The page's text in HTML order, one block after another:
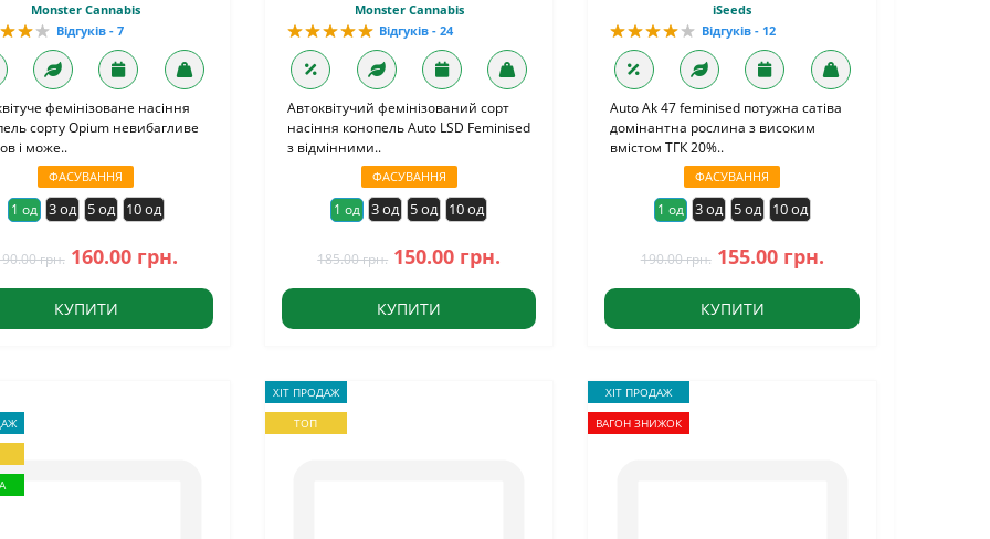
Monster Cannabis
Відгуків - 7
фемінізоване насіння
сорту Opium невибагливе
і може..
ФАСУВАННЯ
1 од 3 од 5 од 10 од
грн. 160.00 грн.
КУПИТИ
Monster Cannabis
Відгуків - 24
Автоквітучий фемінізований сорт
насіння конопель Auto LSD Feminised
з відмінними..
ФАСУВАННЯ
1 од 3 од 5 од 10 од
185.00 грн. 150.00 грн.
КУПИТИ
iSeeds
Відгуків - 12
Auto Ak 47 feminised потужна сатіва
домінантна рослина з високим
вмістом ТГК 20%..
ФАСУВАННЯ
1 од 3 од 5 од 10 од
190.00 грн. 155.00 грн.
КУПИТИ
ХІТ ПРОДАЖ
ТОП
ХІТ ПРОДАЖ
ВАГОН ЗНИЖОК